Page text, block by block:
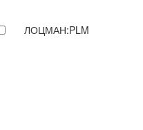
ЛОЦМАН:PLM